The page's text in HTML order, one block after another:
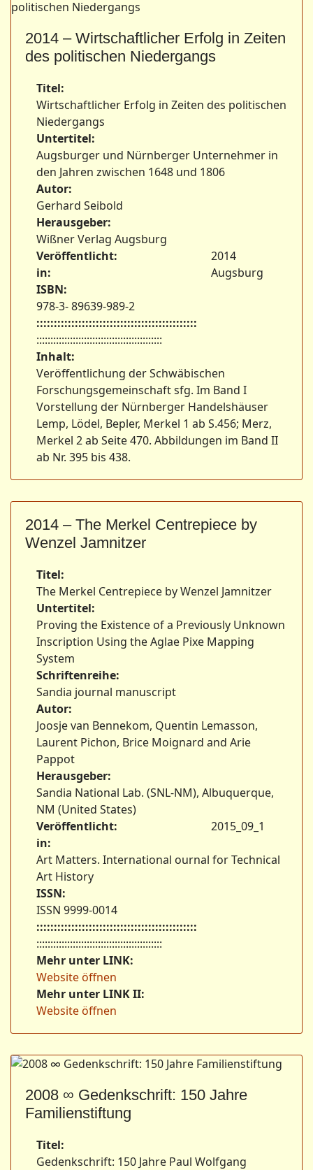
2014 – Wirtschaftlicher Erfolg in Zeiten
des politischen Niedergangs
Titel:
Wirtschaftlicher Erfolg in Zeiten des politischen
Niedergangs
Untertitel:
Augsburger und Nürnberger Unternehmer in
den Jahren zwischen 1648 und 1806
Autor:
Gerhard Seibold
Herausgeber:
Wißner Verlag Augsburg
Veröffentlicht:
2014
in:
Augsburg
ISBN:
978-3- 89639-989-2
::::::::::::::::::::::::::::::::::::::::::::::
:::::::::::::::::::::::::::::::::::::::::::::
Inhalt:
Veröffentlichung der Schwäbischen
Forschungsgemeinschaft sfg. Im Band I
Vorstellung der Nürnberger Handelshäuser
Lemp, Lödel, Bepler, Merkel 1 ab S.456; Merz,
Merkel 2 ab Seite 470. Abbildungen im Band II
ab Nr. 395 bis 438.
2014 – The Merkel Centrepiece by
Wenzel Jamnitzer
Titel:
The Merkel Centrepiece by Wenzel Jamnitzer
Untertitel:
Proving the Existence of a Previously Unknown
Inscription Using the Aglae Pixe Mapping
System
Schriftenreihe:
Sandia journal manuscript
Autor:
Joosje van Bennekom, Quentin Lemasson,
Laurent Pichon, Brice Moignard and Arie
Pappot
Herausgeber:
Sandia National Lab. (SNL-NM), Albuquerque,
NM (United States)
Veröffentlicht:
2015_09_1
in:
Art Matters. International ournal for Technical
Art History
ISSN:
ISSN 9999-0014
::::::::::::::::::::::::::::::::::::::::::::::
:::::::::::::::::::::::::::::::::::::::::::::
Mehr unter LINK:
Website öffnen
Mehr unter LINK II:
Website öffnen
2008 ∞ Gedenkschrift: 150 Jahre
Familienstiftung
Titel:
Gedenkschrift: 150 Jahre Paul Wolfgang